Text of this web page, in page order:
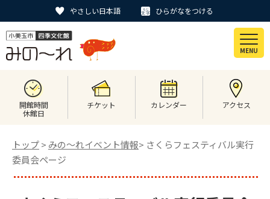
やさしい日本語 ひらがなをつける
MENU
開館時間
休館日
チケット カレンダー アクセス
トップ> みの〜れイベント情報> さくらフェスティバル実行
委員会ページ